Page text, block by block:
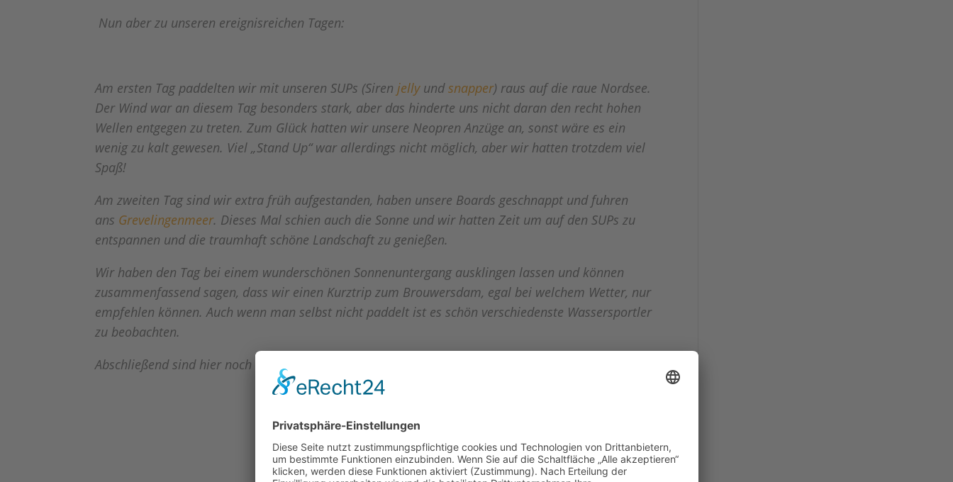
Nun aber zu unseren ereignisreichen Tagen:
Am ersten Tag paddelten wir mit unseren SUPs (Sirenjellyundsnapper) raus auf die raue Nordsee.
Der Wind war an diesem Tag besonders stark, aber das hinderte uns nicht daran den recht hohen
Wellen entgegen zu treten.Zum Glück hatten wir unsere Neopren Anzüge an, sonst wäre es ein
wenig zu kalt gewesen. Viel „Stand Up“ war allerdings nicht möglich, aber wir hatten trotzdem viel
Spaß!
Am zweiten Tag sind wir extra früh aufgestanden, haben unsere Boards geschnappt und fuhren
ans Grevelingenmeer. Dieses Mal schien auch die Sonne und wir hatten Zeit um auf den SUPs zu
entspannen und die traumhaft schöne Landschaft zu genießen.
Wir haben den Tag bei einem wunderschönen Sonnenuntergang ausklingen lassen und können
zusammenfassend sagen, dass wir einen Kurztrip zum Brouwersdam, egal bei welchem Wetter, nur
empfehlen können. Auch wenn man selbst nicht paddelt ist es schön verschiedenste Wassersportler
zu beobachten.
Abschließend sind hier noch ein paar Eindrücke: